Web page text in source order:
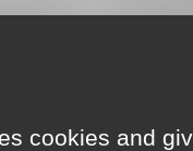
cookies and